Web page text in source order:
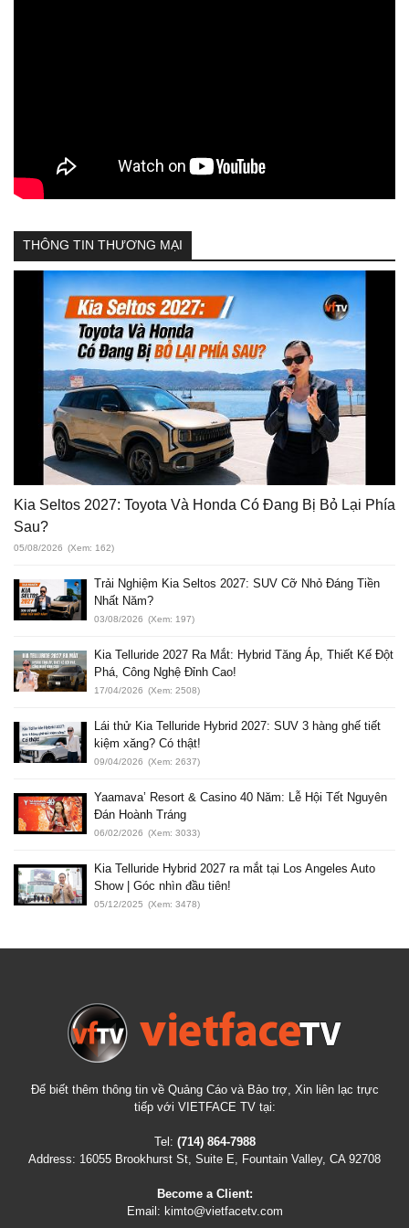
THÔNG TIN THƯƠNG MẠI
Kia Seltos 2027: Toyota Và Honda Có Đang Bị Bỏ Lại Phía
Sau?
05/08/2026 (Xem: 162)
Trải Nghiệm Kia Seltos 2027: SUV Cỡ Nhỏ Đáng Tiền
Nhất Năm?
03/08/2026 (Xem: 197)
Kia Telluride 2027 Ra Mắt: Hybrid Tăng Áp, Thiết Kế Đột
Phá, Công Nghệ Đỉnh Cao!
17/04/2026 (Xem: 2508)
Lái thử Kia Telluride Hybrid 2027: SUV 3 hàng ghế tiết
kiệm xăng? Có thật!
09/04/2026 (Xem: 2637)
Yaamava’ Resort & Casino 40 Năm: Lễ Hội Tết Nguyên
Đán Hoành Tráng
06/02/2026 (Xem: 3033)
Kia Telluride Hybrid 2027 ra mắt tại Los Angeles Auto
Show | Góc nhìn đầu tiên!
05/12/2025 (Xem: 3478)
Để biết thêm thông tin về Quảng Cáo và Bảo trợ, Xin liên lạc trực
tiếp với VIETFACE TV tại:
Tel: (714) 864-7988
Address: 16055 Brookhurst St, Suite E, Fountain Valley, CA 92708
Become a Client:
Email: kimto@vietfacetv.com